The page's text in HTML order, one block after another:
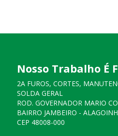
Nosso Trabalho É
2A FUROS, CORTES,
SOLDA GERAL
ROD. GOVERNADOR MARIO
BAIRRO JAMBEIRO -
CEP 48008-000